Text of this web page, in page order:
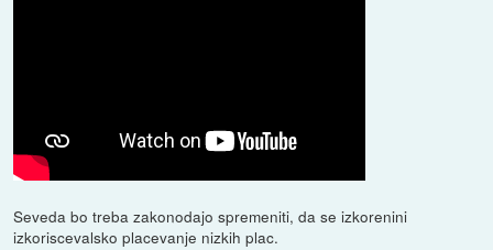
Seveda bo treba zakonodajo spremeniti, da se izkorenini
izkoriscevalsko placevanje nizkih plac.